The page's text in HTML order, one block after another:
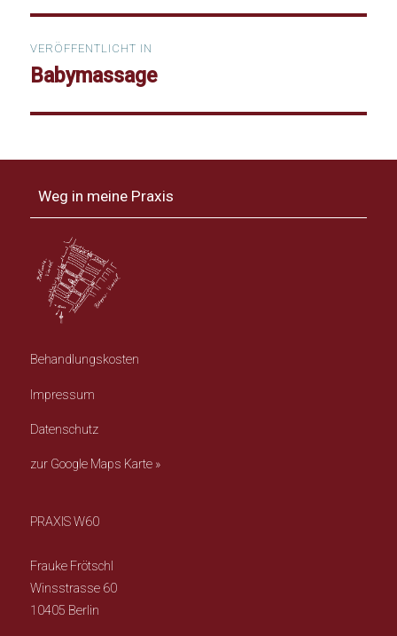
VERÖFFENTLICHT IN
Babymassage
Weg in meine Praxis
Behandlungskosten
Impressum
Datenschutz
zur Google Maps Karte »
PRAXIS W60
Frauke Frötschl
Winsstrasse 60
10405 Berlin